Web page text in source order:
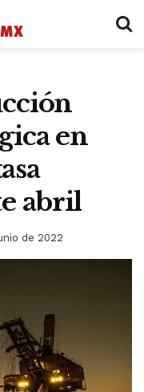
en
abril
de 2022